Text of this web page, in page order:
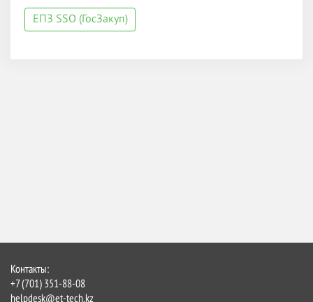
ЕПЗ SSO (ГосЗакуп)
Контакты:
+7 (701) 351-88-08
helpdesk@et-tech.kz